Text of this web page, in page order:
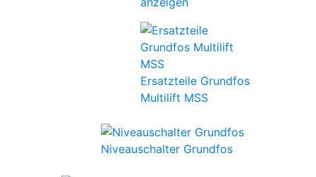
Ersatzteile Grundfos
Multilift MSS
Niveauschalter Grundfos